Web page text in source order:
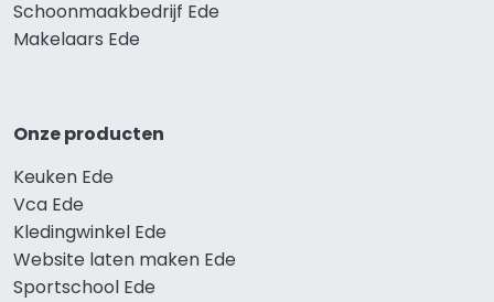
Schoonmaakbedrijf Ede
Makelaars Ede
Onze producten
Keuken Ede
Vca Ede
Kledingwinkel Ede
Website laten maken Ede
Sportschool Ede